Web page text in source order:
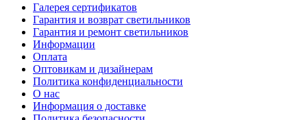
Галерея сертификатов
Гарантия и возврат светильников
Гарантия и ремонт светильников
Информации
Оплата
Оптовикам и дизайнерам
Политика конфиденциальности
О нас
Информация о доставке